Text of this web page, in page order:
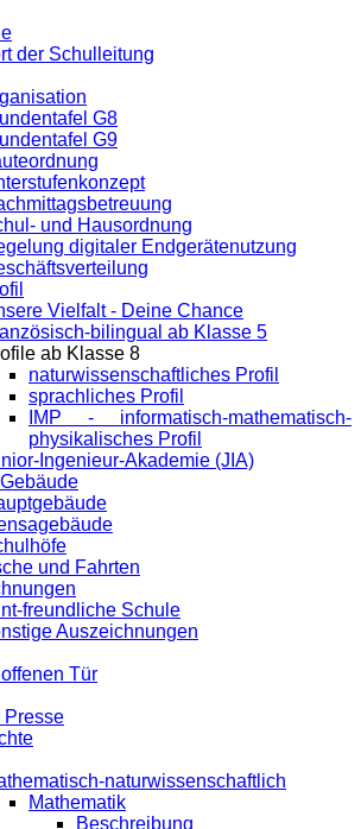
der Schulleitung
G8
G9
und Hausordnung
digitaler Endgeräte­nutzung
Vielfalt - Deine Chance
bilingual ab Klasse 5
ab Klasse 8
naturwissenschaftliches Profil
sprachliches Profil
IMP - informatisch-mathematisch-
physikalisches Profil
Ingenieur-Akademie (JIA)
und Fahrten
freundliche Schule
Auszeichnungen
Tür
Presse
naturwissenschaftlich
Mathematik
Beschreibung